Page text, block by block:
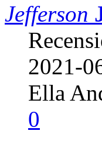
Jefferson
2021-
Ella
0